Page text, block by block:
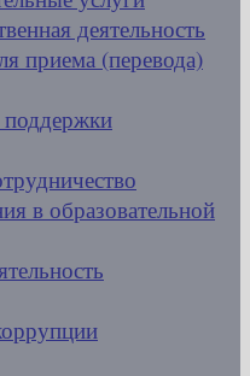
деятельность
приема (перевода)
в образовательной